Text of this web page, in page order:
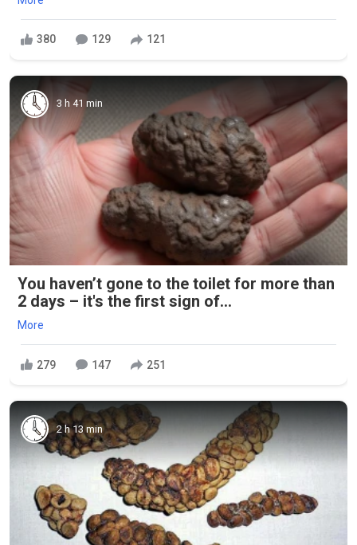
380 129 121
3 h 41 min
You haven’t gone to the toilet for more than
2 days – it's the first sign of...
More
279 147 251
2 h 13 min